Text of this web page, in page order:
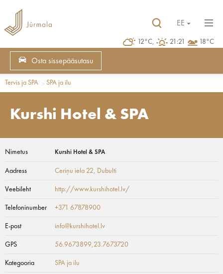
12°C, 21:21 18°C
EE
Osta sissepääsutasu
Tervis ja SPA SPA ja ilu
Kurshi Hotel & SPA
Nimetus Kurshi Hotel & SPA
Aadress Ceriņu iela 22, Dubulti
Veebileht http://www.kurshihotel.lv/
Telefoninumber +371 67878900
E-post info@kurshihotel.lv
GPS 56.9673899,23.7673720
Kategooria SPA ja ilu